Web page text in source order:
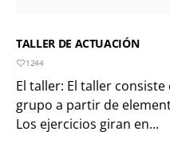
TALLER DE ACTUACIÓN
1244
El taller: El taller
grupo a partir de
Los ejercicios giran en...